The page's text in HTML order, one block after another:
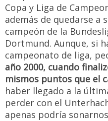
Copa y Liga de
además de quedarse a
campeón de la
Dortmund. Aunque, si
campeonato de liga,
año 2000, cuando
mismos puntos que el
haber llegado a la
perder con el
apenas podría